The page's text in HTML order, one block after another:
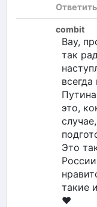
Ответить
combit
Вау,
так
это,
Это
такие
❤️